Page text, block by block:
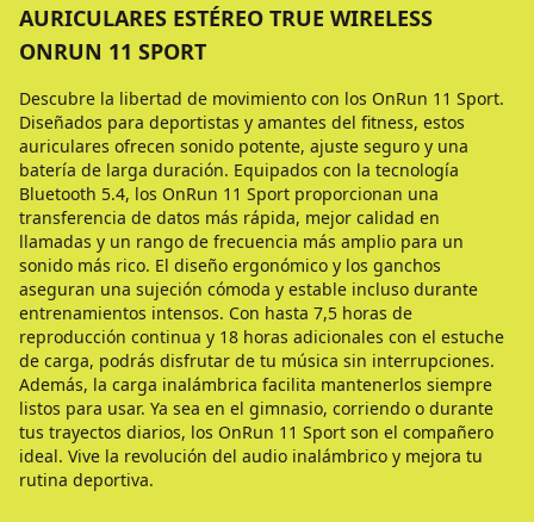
AURICULARES ESTÉREO TRUE WIRELESS
ONRUN 11 SPORT
Descubre la libertad de movimiento con los OnRun 11 Sport.
Diseñados para deportistas y amantes del fitness, estos
auriculares ofrecen sonido potente, ajuste seguro y una
batería de larga duración. Equipados con la tecnología
Bluetooth 5.4, los OnRun 11 Sport proporcionan una
transferencia de datos más rápida, mejor calidad en
llamadas y un rango de frecuencia más amplio para un
sonido más rico. El diseño ergonómico y los ganchos
aseguran una sujeción cómoda y estable incluso durante
entrenamientos intensos. Con hasta 7,5 horas de
reproducción continua y 18 horas adicionales con el estuche
de carga, podrás disfrutar de tu música sin interrupciones.
Además, la carga inalámbrica facilita mantenerlos siempre
listos para usar. Ya sea en el gimnasio, corriendo o durante
tus trayectos diarios, los OnRun 11 Sport son el compañero
ideal. Vive la revolución del audio inalámbrico y mejora tu
rutina deportiva.